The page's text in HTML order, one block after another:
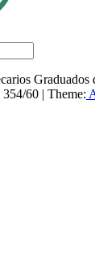
Graduados
60 | Theme: